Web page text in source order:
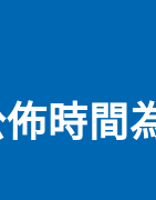
時間